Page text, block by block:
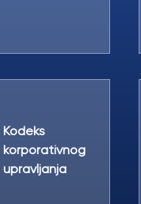
Kodeks
korporativnog
upravljanja